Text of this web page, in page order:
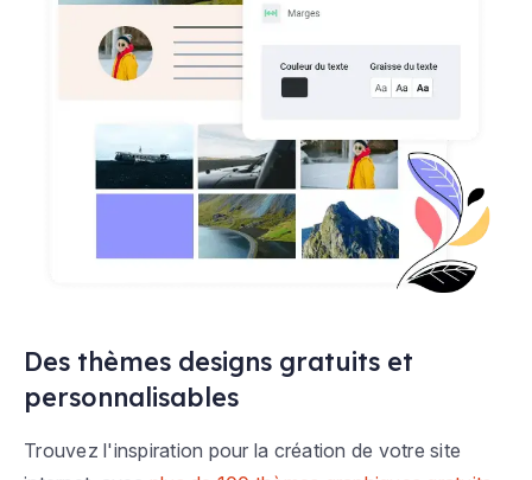
Des thèmes designs gratuits et
personnalisables
Trouvez l'inspiration pour la création de votre site